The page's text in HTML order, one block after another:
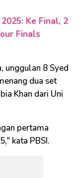
Ke Final, 2
Finals
unggulan 8 Syed
dua set
Khan dari Uni
pertama
kata PBSI.